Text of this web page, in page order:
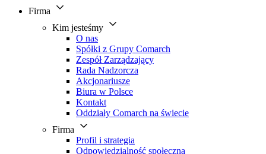
Firma
Kim jesteśmy
O nas
Spółki z Grupy Comarch
Zespół Zarządzający
Rada Nadzorcza
Akcjonariusze
Biura w Polsce
Kontakt
Oddziały Comarch na świecie
Firma
Profil i strategia
Odpowiedzialność społeczna